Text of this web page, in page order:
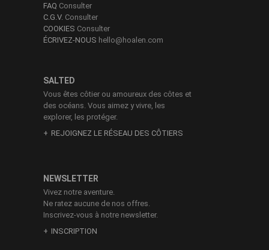
SALTED
Vous êtes côtier ou amoureux des côtes et
des océans. Vous aimez y vivre, les
explorer, les protéger.
REJOIGNEZ LE RÉSEAU DES CÔTIERS
FAQ Consulter
C.G.V. Consulter
COOKIES Consulter
ÉCRIVEZ-NOUS hello@hoalen.com
NEWSLETTER
Vivez notre aventure.
Ne ratez aucune de nos offres.
Inscrivez-vous à notre newsletter.
INSCRIPTION